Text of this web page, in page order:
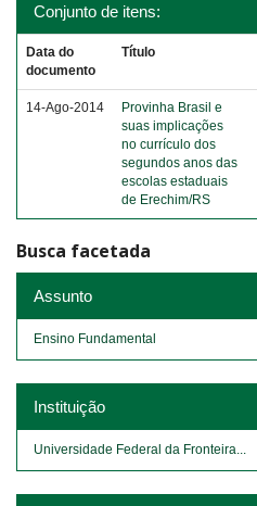
Conjunto de itens:
Data do
documento
Título
14-Ago-2014
Provinha Brasil e
suas implicações
no currículo dos
segundos anos das
escolas estaduais
de Erechim/RS
Busca facetada
Assunto
Ensino Fundamental
Instituição
Universidade Federal da Fronteira...